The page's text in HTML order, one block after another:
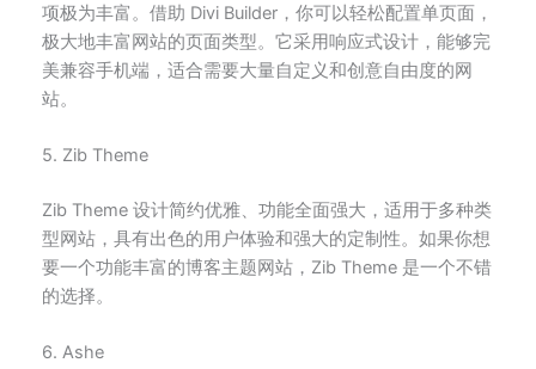
项极为丰富。借助 Divi Builder，你可以轻松配置单页面，
极大地丰富网站的页面类型。它采用响应式设计，能够完
美兼容手机端，适合需要大量自定义和创意自由度的网
站。
5. Zib Theme
Zib Theme 设计简约优雅、功能全面强大，适用于多种类
型网站，具有出色的用户体验和强大的定制性。如果你想
要一个功能丰富的博客主题网站，Zib Theme 是一个不错
的选择。
6. Ashe